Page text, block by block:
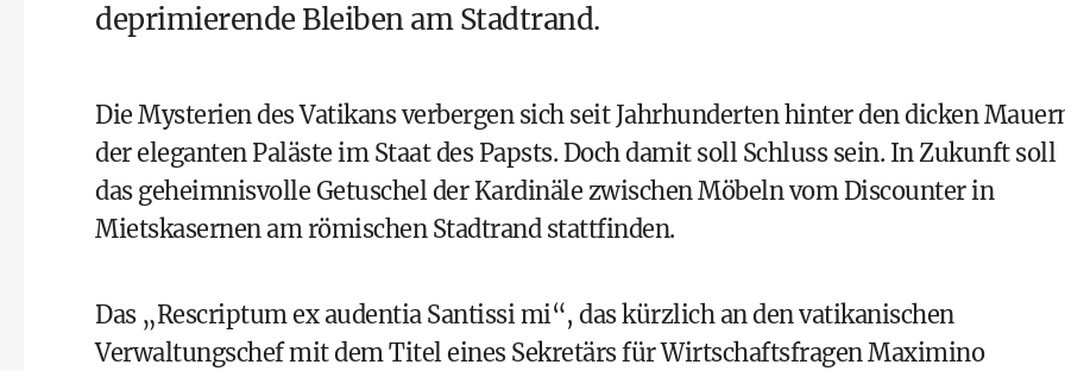
deprimierende Bleiben am Stadtrand.
Die Mysterien des Vatikans verbergen sich seit Jahrhunderten hinter den dicken
der eleganten Paläste im Staat des Papsts. Doch damit soll Schluss sein. In Zukunft soll
das geheimnisvolle Getuschel der Kardinäle zwischen Möbeln vom Discounter in
Mietskasernen am römischen Stadtrand stattfinden.
Das „Rescriptum ex audentia Santissi mi“, das kürzlich an den vatikanischen
Verwaltungschef mit dem Titel eines Sekretärs für Wirtschaftsfragen Maximino